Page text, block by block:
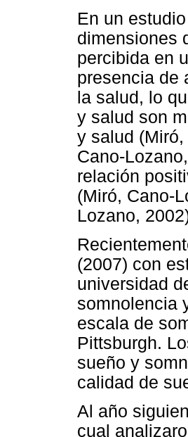
En un
dimensiones
percibida en
presencia de
la salud, lo
y salud son
y salud
Cano-
relación
(Miró, Cano-
Lozano,
(2007) con
universidad
somnolencia
escala de
Pittsburgh.
sueño y
calidad de
Al año
cual